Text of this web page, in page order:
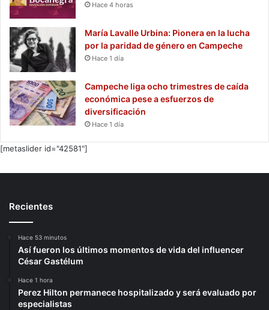
Hace 4 horas
María Lavalle Urbina: Pionera en la lucha
por la paridad de género en Campeche
Hace 1 día
Campeche liga ocho trimestres de caída
económica pese a esfuerzos de
diversificación
Hace 1 día
[metaslider id="42581"]
Recientes
Hace 53 minutos
Así fueron los últimos momentos de vida del influencer
César Gastélum
Hace 1 hora
Perez Hilton permanece hospitalizado y será evaluado por
especialistas